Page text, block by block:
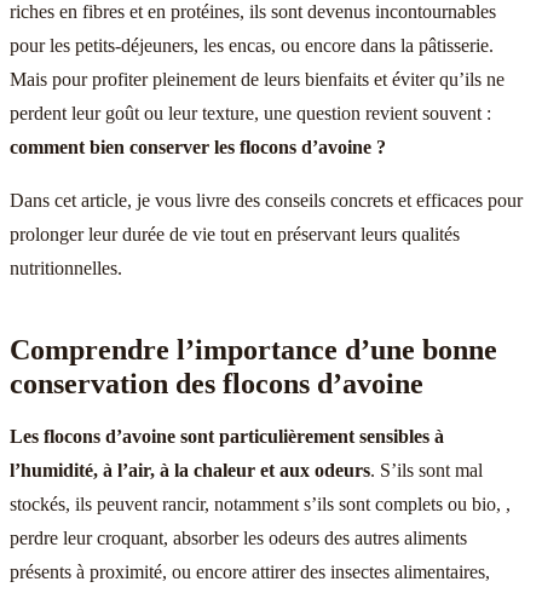
riches en fibres et en protéines, ils sont devenus incontournables
pour les petits-déjeuners, les encas, ou encore dans la pâtisserie.
Mais pour profiter pleinement de leurs bienfaits et éviter qu’ils ne
perdent leur goût ou leur texture, une question revient souvent :
comment bien conserver les flocons d’avoine ?
Dans cet article, je vous livre des conseils concrets et efficaces pour
prolonger leur durée de vie tout en préservant leurs qualités
nutritionnelles.
Comprendre l’importance d’une bonne
conservation des flocons d’avoine
Les flocons d’avoine sont particulièrement sensibles à
l’humidité, à l’air, à la chaleur et aux odeurs. S’ils sont mal
stockés, ils peuvent rancir, notamment s’ils sont complets ou bio, ,
perdre leur croquant, absorber les odeurs des autres aliments
présents à proximité, ou encore attirer des insectes alimentaires,